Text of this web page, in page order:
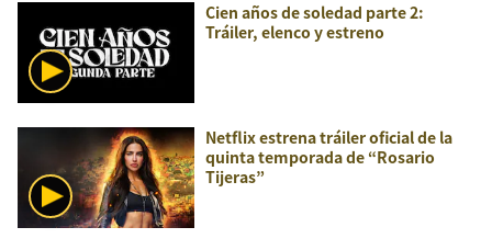
Cien años de soledad parte 2:
Tráiler, elenco y estreno
Netflix estrena tráiler oficial de la
quinta temporada de “Rosario
Tijeras”